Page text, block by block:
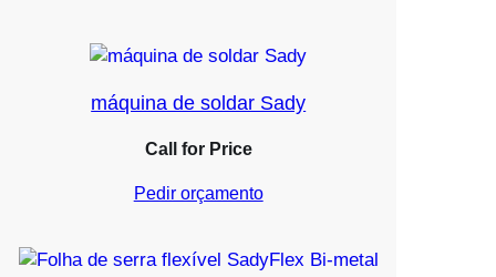
máquina de soldar Sady
Call for Price
Pedir orçamento